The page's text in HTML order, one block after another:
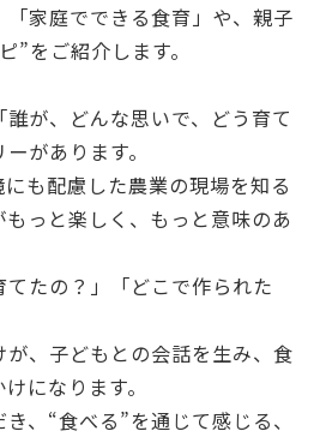
家庭でできる食育」や、親子
”をご紹介します。
が、どんな思いで、どう育て
があります。
も配慮した農業の現場を知る
っと楽しく、もっと意味のあ
てたの？」「どこで作られた
、子どもとの会話を生み、食
になります。
、“食べる”を通じて感じる、